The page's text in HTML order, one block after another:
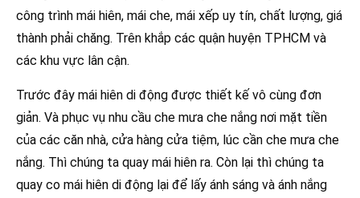
công trình mái hiên, mái che, mái xếp uy tín, chất lượng, giá
thành phải chăng. Trên khắp các quận huyện TPHCM và
các khu vực lân cận.
Trước đây mái hiên di động được thiết kế vô cùng đơn
giản. Và phục vụ nhu cầu che mưa che nắng nơi mặt tiền
của các căn nhà, cửa hàng cửa tiệm, lúc cần che mưa che
nắng. Thì chúng ta quay mái hiên ra. Còn lại thì chúng ta
quay co mái hiên di động lại để lấy ánh sáng và ánh nắng